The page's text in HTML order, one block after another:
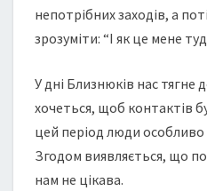
непотрібних заходів, а
зрозуміти: “І як це мене
У дні Близнюків нас тягне
хочеться, щоб контактів
цей період люди особливо
Згодом виявляється, що
нам не цікава.